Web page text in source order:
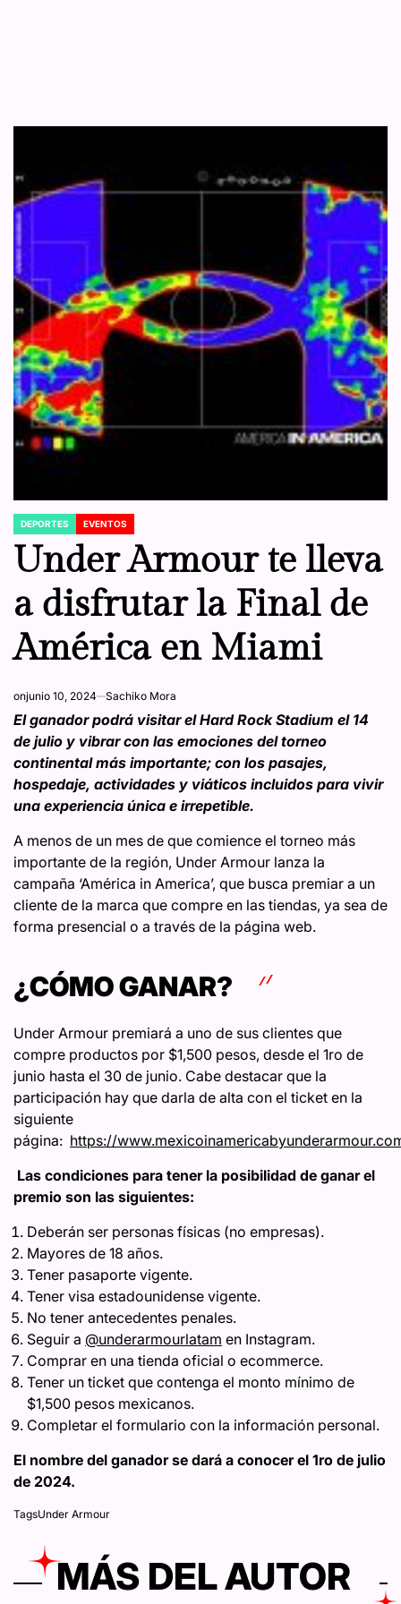
POSTED
IN
DEPORTES EVENTOS
Under Armour te lleva
a disfrutar la Final de
América en Miami
onjunio 10, 2024 Sachiko Mora
El ganador podrá visitar el Hard Rock Stadium el 14
de julio y vibrar con las emociones del torneo
continental más importante; con los pasajes,
hospedaje, actividades y viáticos incluidos para vivir
una experiencia única e irrepetible.
A menos de un mes de que comience el torneo más
importante de la región, Under Armour lanza la
campaña ‘América in America’, que busca premiar a un
cliente de la marca que compre en las tiendas, ya sea de
forma presencial o a través de la página web.
¿CÓMO GANAR?
Under Armour premiará a uno de sus clientes que
compre productos por $1,500 pesos, desde el 1ro de
junio hasta el 30 de junio. Cabe destacar que la
participación hay que darla de alta con el ticket en la
siguiente
página: https://
Las condiciones para tener la posibilidad de ganar el
premio son las siguientes:
Deberán ser personas físicas (no empresas).
Mayores de 18 años.
Tener pasaporte vigente.
Tener visa estadounidense vigente.
No tener antecedentes penales.
Seguir a @underarmourlatam en Instagram.
Comprar en una tienda oficial o ecommerce.
Tener un ticket que contenga el monto mínimo de
$1,500 pesos mexicanos.
Completar el formulario con la información personal.
El nombre del ganador se dará a conocer el 1ro de julio
de 2024.
TagsUnder Armour
MÁS DEL AUTOR